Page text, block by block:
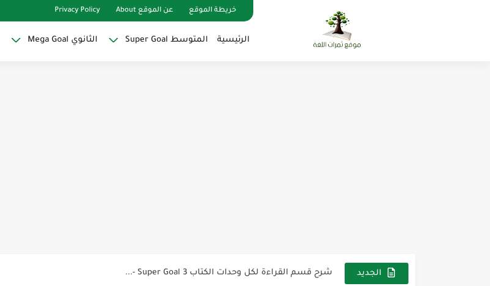
خريطة الموقع عن الموقع About Privacy Policy
الرئيسية المتوسط Super Goal الثانوي Mega Goal
الجديد شرح قسم القراءة لكل وحدات الكتاب Super Goal 3 -...